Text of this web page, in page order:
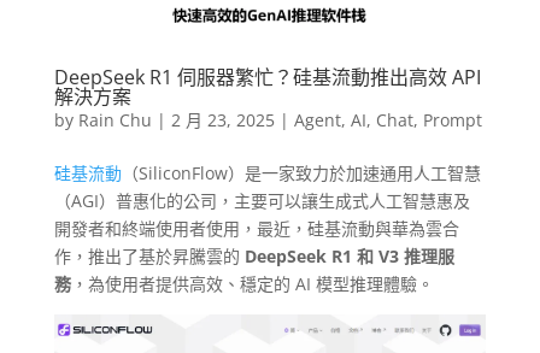
DeepSeek R1 伺服器繁忙？硅基流動推出高效 API
解決方案
by Rain Chu | 2 月 23, 2025| Agent, AI, Chat, Prompt
硅基流動（SiliconFlow）是一家致力於加速通用人工智慧
（AGI）普惠化的公司，主要可以讓生成式人工智慧惠及
開發者和終端使用者使用，最近，硅基流動與華為雲合
作，推出了基於昇騰雲的 DeepSeek R1 和 V3 推理服
務，為使用者提供高效、穩定的 AI 模型推理體驗。